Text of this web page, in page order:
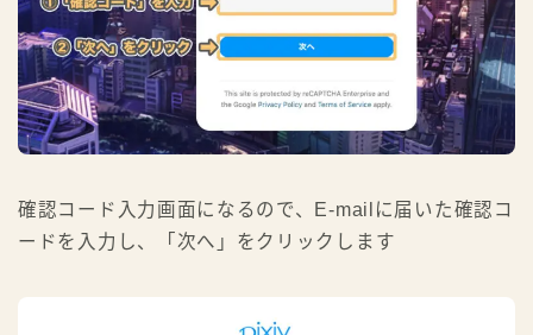
確認コード入力画面になるので、E-mailに届いた確認コ
ードを入力し、「次へ」をクリックします